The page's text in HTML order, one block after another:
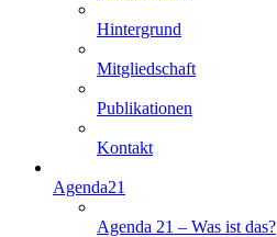
Hintergrund
Mitgliedschaft
Publikationen
Kontakt
Agenda21
Agenda 21 – Was ist das?